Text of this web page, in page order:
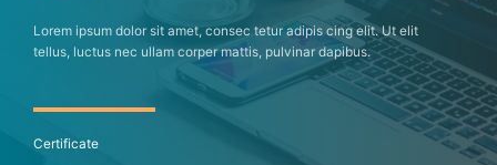
Lorem ipsum dolor sit amet, consec tetur adipis cing elit. Ut elit
tellus, luctus nec ullam corper mattis, pulvinar dapibus.
Certificate